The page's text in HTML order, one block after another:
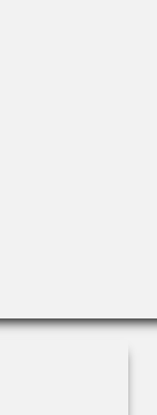
REINER 990 - Glas,